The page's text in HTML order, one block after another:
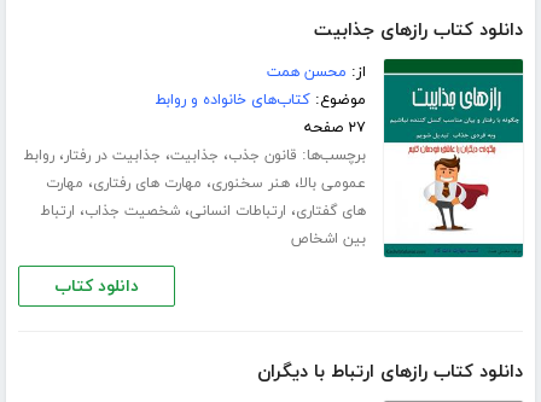
دانلود کتاب رازهای جذابیت
از: محسن همت
موضوع:کتاب‌های خانواده و روابط
۲۷ صفحه
برچسب‌ها: قانون جذب، جذابیت، جذابیت در رفتار،روابط
عمومی بالا،هنر سخنوری، مهارت های رفتاری، مهارت
های گفتاری، ارتباطات انسانی،شخصیت جذاب، ارتباط
بین اشخاص
دانلود کتاب
دانلود کتاب رازهای ارتباط با دیگران